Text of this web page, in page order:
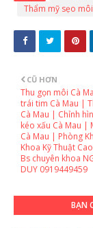
Thẩm mỹ sẹo
CŨ HƠN
Thu gọn môi Cà
trái tim Cà Mau |
Cà Mau | Chỉnh
kéo xấu Cà Mau |
Cà Mau | Phòng
Khoa Kỹ Thuật
Bs chuyên khoa
DUY 0919449459
BẠN